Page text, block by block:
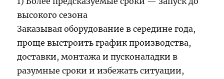
высокого сезона
Заказывая оборудование в середине года,
проще выстроить график производства,
доставки, монтажа и пусконаладки в
разумные сроки и избежать ситуации,